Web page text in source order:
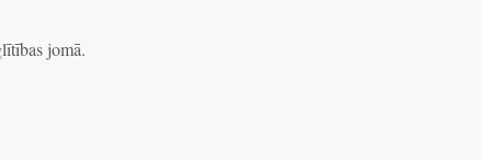
jomā.